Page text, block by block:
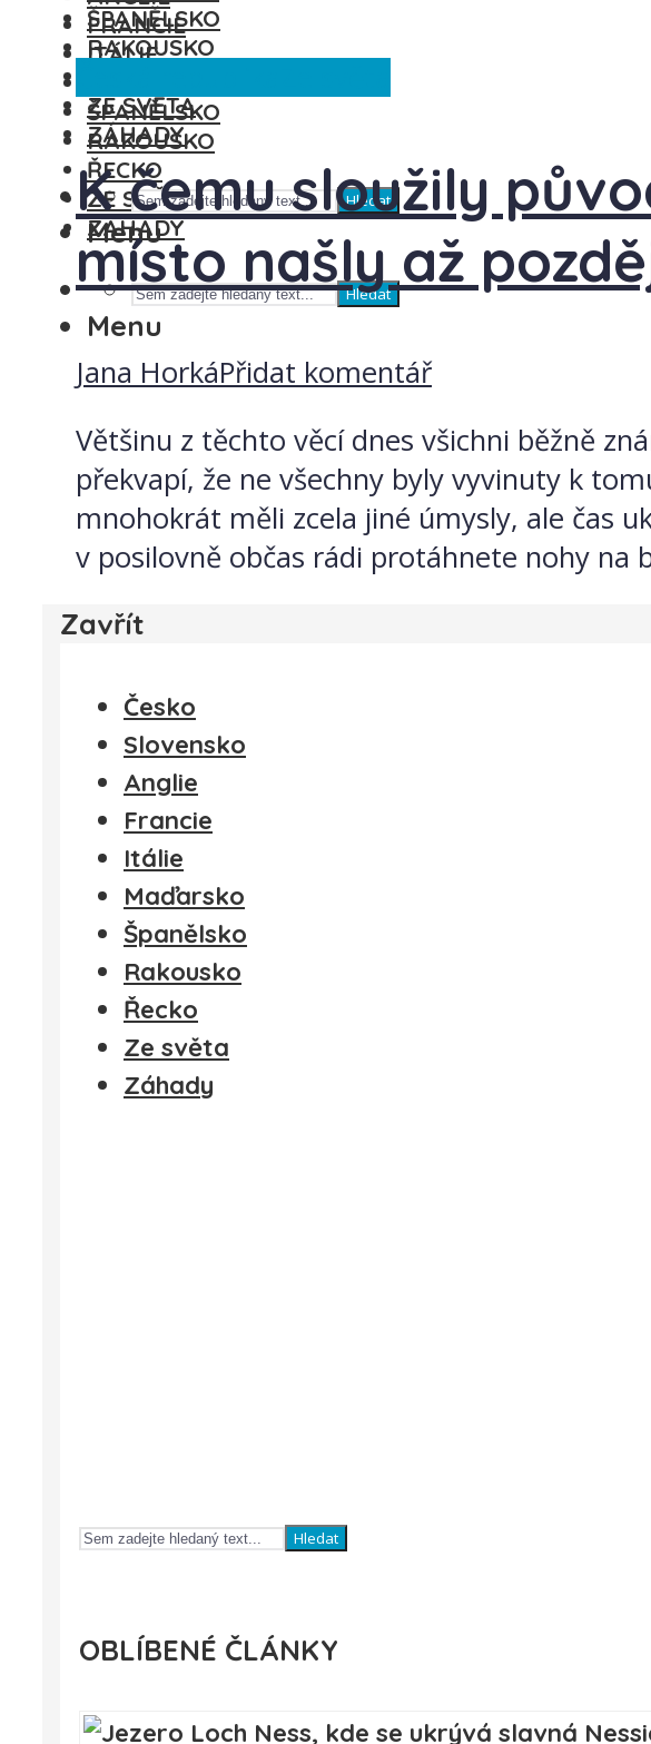
FRANCIE
ITÁLIE
ŠPANĚLSKO
RAKOUSKO
ŘECKO
ZE SVĚTA
ZÁHADY
Hledat
Menu
ŠPANĚLSKO
RAKOUSKO
ZE SVĚTA
ZÁHADY
Hledat
Menu
K čemu sloužily
místo našly až
Jana HorkáPřidat komentář
Většinu z těchto věcí dnes všichni běžně
překvapí, že ne všechny byly vyvinuty k
mnohokrát měli zcela jiné úmysly, ale čas
v posilovně občas rádi protáhnete nohy na
Zavřít
Česko
Slovensko
Anglie
Francie
Itálie
Maďarsko
Španělsko
Rakousko
Řecko
Ze světa
Záhady
Hledat
OBLÍBENÉ ČLÁNKY